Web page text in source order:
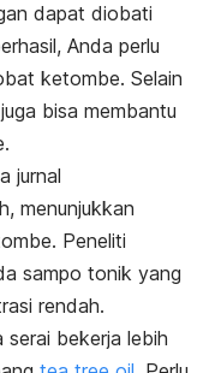
dapat diobati
Anda perlu
ketombe. Selain
bisa membantu
jurnal
menunjukkan
Peneliti
sampo tonik yang
rendah.
serai bekerja lebih